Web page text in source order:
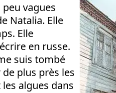
vagues
Natalia. Elle
Elle
en russe.
suis tombé
plus près les
algues dans